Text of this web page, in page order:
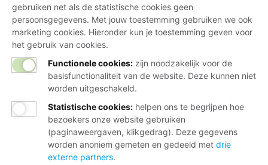
gebruiken net als de statistische cookies geen
persoonsgegevens. Met jouw toestemming gebruiken we ook
marketing cookies. Hieronder kun je toestemming geven voor
het gebruik van cookies.
Functionele cookies: zijn noodzakelijk voor de
basisfunctionaliteit van de website. Deze kunnen niet
worden uitgeschakeld.
Statistische cookies: helpen ons te begrijpen hoe
bezoekers onze website gebruiken
(paginaweergaven, klikgedrag). Deze gegevens
worden anoniem gemeten en gedeeld met drie
externe partners.